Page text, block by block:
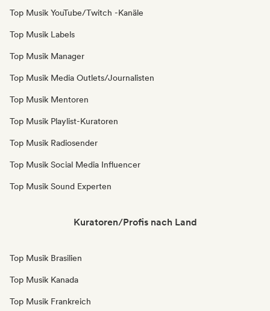
Top Musik YouTube/Twitch -Kanäle
Top Musik Labels
Top Musik Manager
Top Musik Media Outlets/Journalisten
Top Musik Mentoren
Top Musik Playlist-Kuratoren
Top Musik Radiosender
Top Musik Social Media Influencer
Top Musik Sound Experten
Kuratoren/Profis nach Land
Top Musik Brasilien
Top Musik Kanada
Top Musik Frankreich